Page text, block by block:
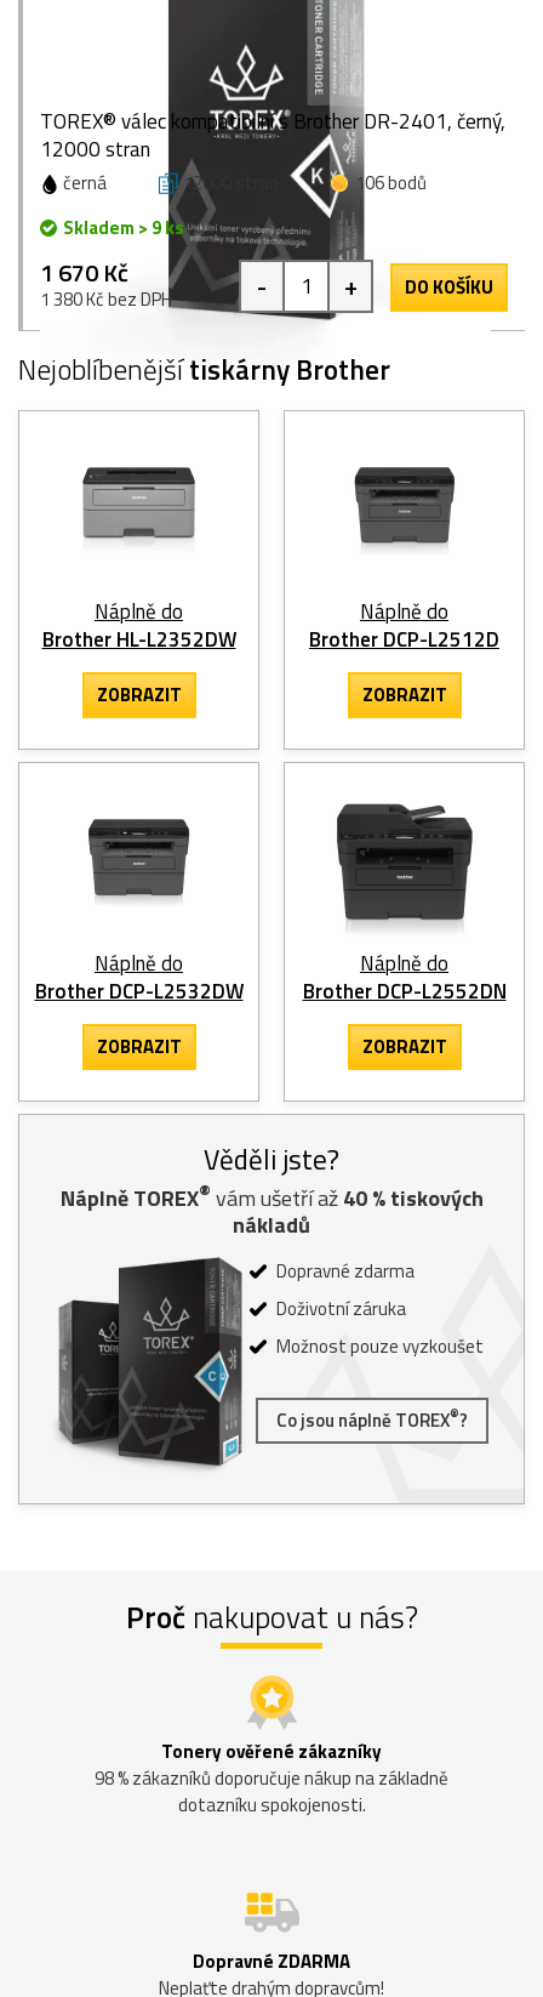
TOREX® válec kompatibilní s Brother DR-2401, černý,
12000 stran
černá 12000 stran
106 bodů
Skladem > 9 ks
1 670 Kč
1 380 Kč bez DPH - + DO KOŠÍKU
Nejoblíbenějšítiskárny Brother
Náplně do
Brother HL-L2352DW
ZOBRAZIT
Náplně do
Brother DCP-L2512D
ZOBRAZIT
Náplně do
Brother DCP-L2532DW
ZOBRAZIT
Náplně do
Brother DCP-L2552DN
ZOBRAZIT
Věděli jste?
Náplně TOREX® vám ušetří až40% tiskových
nákladů
Dopravné zdarma
Doživotní záruka
Možnost pouze vyzkoušet
Co jsou náplně TOREX®?
Proč nakupovat u nás?
Tonery ověřené zákazníky
98 % zákazníků doporučuje nákup na základně
dotazníku spokojenosti.
Dopravné ZDARMA
Neplaťte drahým dopravcům!